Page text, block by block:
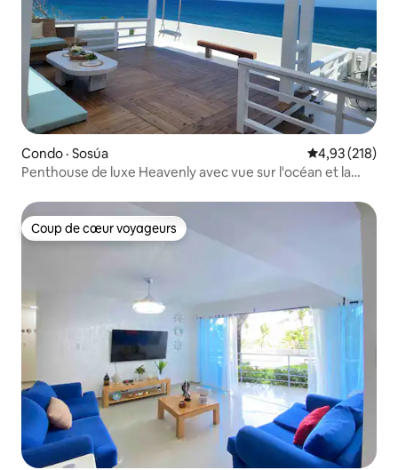
Condo · Sosúa Note
4,93 (218)
Penthouse de luxe Heavenly avec vue sur l'océan et la
Coup de cœur voyageurs
Coup de cœur voyageurs